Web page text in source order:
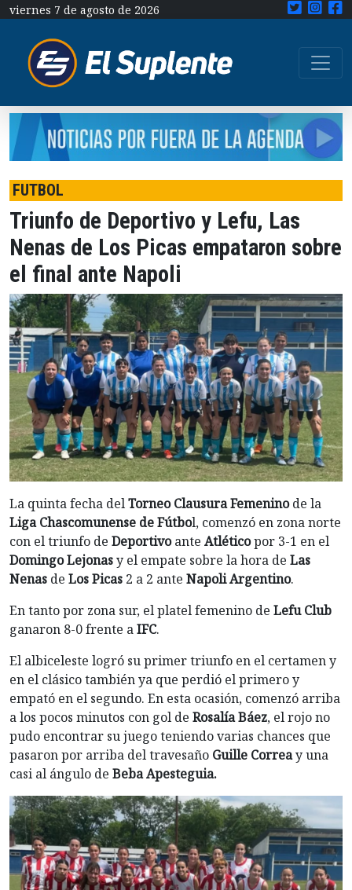
viernes 7 de agosto de 2026
FUTBOL
Triunfo de Deportivo y Lefu, Las
Nenas de Los Picas empataron sobre
el final ante Napoli
La quinta fecha delTorneo Clausura Femeninode la
Liga Chascomunense de Fútbol, comenzó en zona norte
con el triunfo de Deportivoante Atléticopor 3-1 en el
Domingo Lejonasy el empate sobre la hora de Las
Nenas de Los Picas 2 a 2 ante Napoli Argentino.
En tanto por zona sur, el platel femenino de Lefu Club
ganaron 8-0 frente aIFC.
El albiceleste logró su primer triunfo en el certamen y
en el clásico también ya que perdió el primero y
empató en el segundo. En esta ocasión, comenzó arriba
a los pocos minutos con gol de Rosalía Báez, el rojo no
pudo encontrar su juego teniendo varias chances que
pasaron por arriba del travesaño Guille Correay una
casi al ángulo de Beba Apesteguia.